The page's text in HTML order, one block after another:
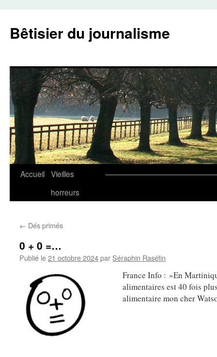
contenu
Bêtisier du journalisme
Accueil Vieilles
horreurs
← Dés primés
0 + 0 =…
Publié le21 octobre 2024par Séraphin Raséfin
France Info : »En
alimentaires est 40 fois
alimentaire mon cher